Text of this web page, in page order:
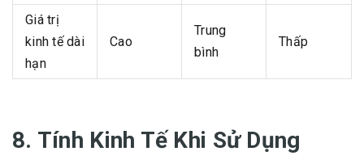
Giá trị
kinh tế dài
hạn
Cao
Trung
bình
Thấp
8. Tính Kinh Tế Khi Sử Dụng